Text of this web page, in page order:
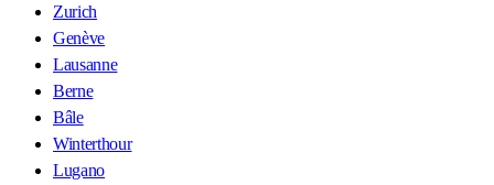
Zurich
Genève
Lausanne
Berne
Bâle
Winterthour
Lugano